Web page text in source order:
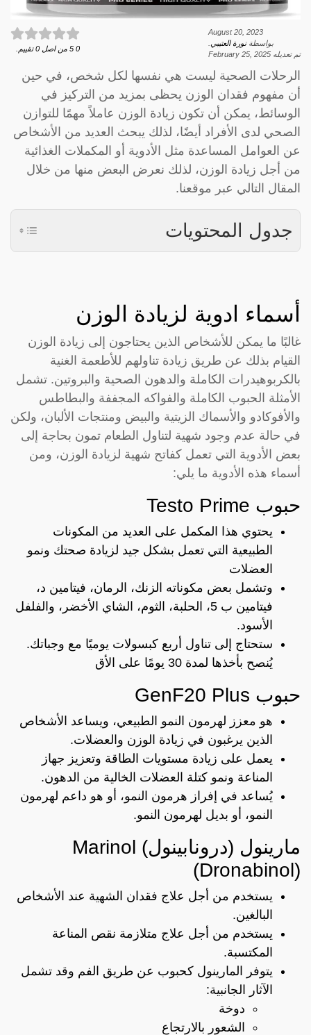
August 20, 2023
بواسطةنورة العتيبي
تم تعديله February 25, 2025
0
5 من اصل 0 تقييم.
الرحلات الصحية ليست هي نفسها لكل شخص، في حين
أن مفهوم فقدان الوزن يحظى بمزيد من التركيز في
الوسائط، يمكن أن تكون زيادة الوزن عاملاً مهمًا للتوازن
الصحي لدى الأفراد أيضًا، لذلك يبحث العديد من الأشخاص
عن العوامل المساعدة مثل الأدوية أو المكملات الغذائية
من أجل زيادة الوزن، لذلك نعرض البعض منها من خلال
المقال التالي عبر موقعنا.
جدول المحتويات
أسماء ادوية لزيادة الوزن
غالبًا ما يمكن للأشخاص الذين يحتاجون إلى زيادة الوزن
القيام بذلك عن طريق زيادة تناولهم للأطعمة الغنية
بالكربوهيدرات الكاملة والدهون الصحية والبروتين. تشمل
الأمثلة الحبوب الكاملة والفواكه المجففة والبطاطس
والأفوكادو والأسماك الزيتية والبيض ومنتجات الألبان، ولكن
في حالة عدم وجود شهية لتناول الطعام تمون بحاجة إلى
بعض الأدوية التي تعمل كفاتح شهية لزيادة الوزن، ومن
أسماء هذه الأدوية ما يلي:
حبوب Testo Prime
يحتوي هذا المكمل على العديد من المكونات
الطبيعية التي تعمل بشكل جيد لزيادة صحتك ونمو
العضلات
وتشمل بعض مكوناته الزنك، الرمان، فيتامين د،
فيتامين ب 5، الحلبة، الثوم، الشاي الأخضر، والفلفل
الأسود.
ستحتاج إلى تناول أربع كبسولات يوميًا مع وجباتك.
يُنصح بأخذها لمدة 30 يومًا على الأق
حبوب GenF20 Plus
هو معزز لهرمون النمو الطبيعي، ويساعد الأشخاص
الذين يرغبون في زيادة الوزن والعضلات.
يعمل على زيادة مستويات الطاقة وتعزيز جهاز
المناعة ونمو كتلة العضلات الخالية من الدهون.
يُساعد في إفراز هرمون النمو، أو هو داعم لهرمون
النمو، أو بديل لهرمون النمو.
مارينول (درونابينول) Marinol
(Dronabinol)
يستخدم من أجل علاج فقدان الشهية عند الأشخاص
البالغين.
يستخدم من أجل علاج متلازمة نقص المناعة
المكتسبة.
يتوفر المارينول كحبوب عن طريق الفم وقد تشمل
الآثار الجانبية:
دوخة
الشعور بالارتجاع